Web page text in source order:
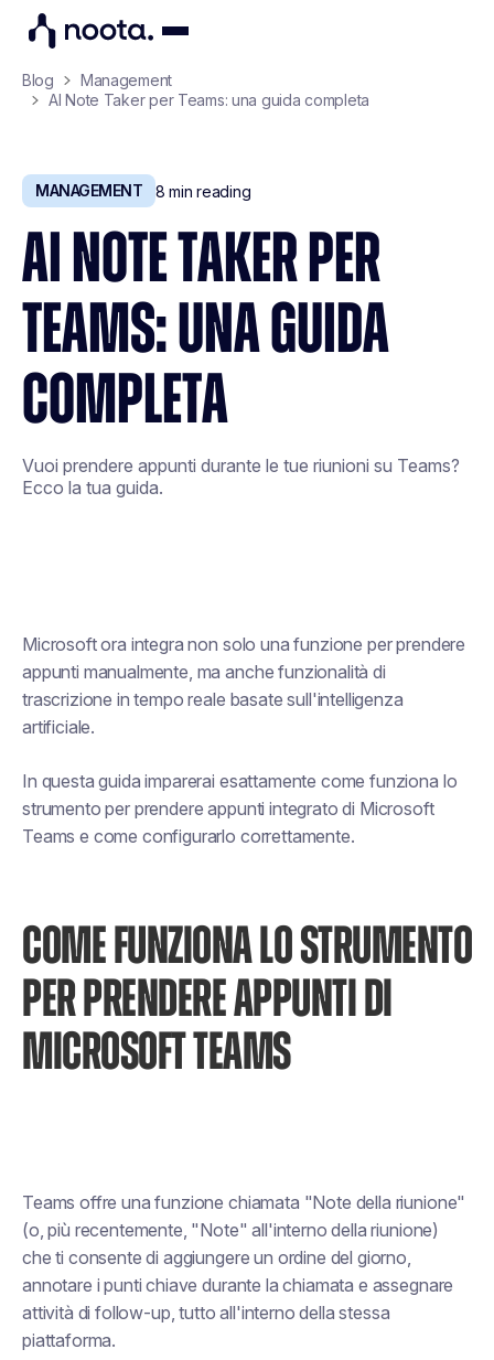
Blog
Management
AI Note Taker per Teams: una guida completa
MANAGEMENT 8 min reading
AI NOTE TAKER PER
TEAMS: UNA GUIDA
COMPLETA
Vuoi prendere appunti durante le tue riunioni su Teams?
Ecco la tua guida.
Microsoft ora integra non solo una funzione per prendere
appunti manualmente, ma anche funzionalità di
trascrizione in tempo reale basate sull'intelligenza
artificiale.
In questa guida imparerai esattamente come funziona lo
strumento per prendere appunti integrato di Microsoft
Teams e come configurarlo correttamente.
COME FUNZIONA LO STRUMENTO
PER PRENDERE APPUNTI DI
MICROSOFT TEAMS
Teams offre una funzione chiamata "Note della riunione"
(o, più recentemente, "Note" all'interno della riunione)
che ti consente di aggiungere un ordine del giorno,
annotare i punti chiave durante la chiamata e assegnare
attività di follow-up, tutto all'interno della stessa
piattaforma.